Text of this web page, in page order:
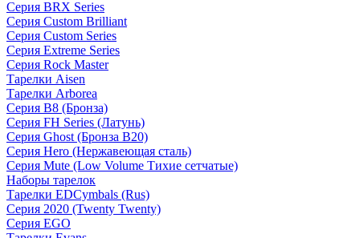
Серия BRX Series
Серия Custom Brilliant
Серия Custom Series
Серия Extreme Series
Серия Rock Master
Тарелки Aisen
Тарелки Arborea
Серия B8 (Бронза)
Серия FH Series (Латунь)
Серия Ghost (Бронза B20)
Серия Hero (Нержавеющая сталь)
Серия Mute (Low Volume Тихие сетчатые)
Наборы тарелок
Тарелки EDCymbals (Rus)
Серия 2020 (Twenty Twenty)
Серия EGO